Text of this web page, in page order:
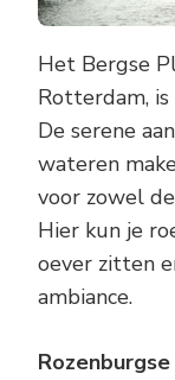
Het Bergse
Rotterdam,
De serene
wateren
voor zowel
Hier kun je
oever zitten
ambiance.